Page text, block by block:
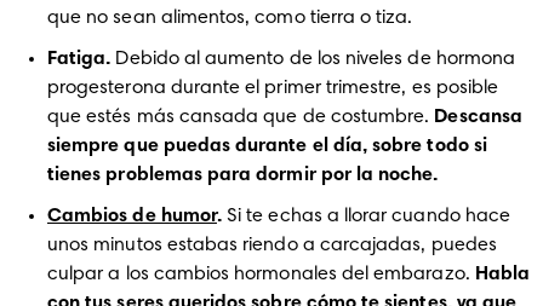
que no sean alimentos, como tierra o tiza.
Fatiga. Debido al aumento de los niveles de hormona
progesterona durante el primer trimestre, es posible
que estés más cansada que de costumbre. Descansa
siempre que puedas durante el día, sobre todo si
tienes problemas para dormir por la noche.
Cambios de humor. Si te echas a llorar cuando hace
unos minutos estabas riendo a carcajadas, puedes
culpar a los cambios hormonales del embarazo. Habla